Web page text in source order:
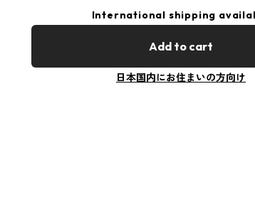
International shipping
Add to cart
日本国内にお住まいの方向け